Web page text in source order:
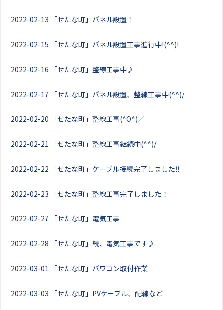
2022-02-13 「せたな町」パネル設置！
2022-02-15 「せたな町」パネル設置工事進行中!(^^)!
2022-02-16 「せたな町」整線工事中♪
2022-02-17 「せたな町」パネル設置、整線工事中(^^)/
2022-02-20 「せたな町」整線工事(^O^)／
2022-02-21 「せたな町」整線工事継続中(^^)/
2022-02-22 「せたな町」ケーブル接続完了しました‼
2022-02-23 「せたな町」整線工事完了しました！
2022-02-27 「せたな町」電気工事
2022-02-28 「せたな町」続、電気工事です♪
2022-03-01 「せたな町」パワコン取付作業
2022-03-03 「せたな町」PVケーブル、配線など